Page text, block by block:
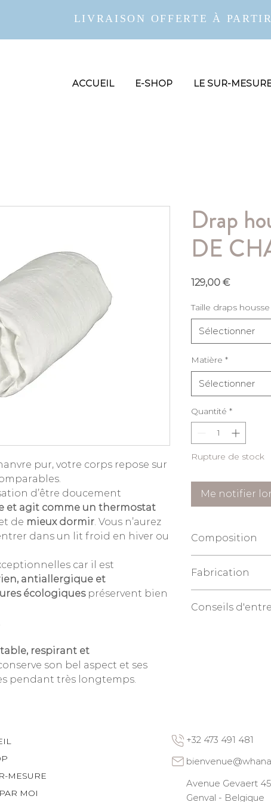
LIVRAISON OFFERTE À
ACCUEIL E-SHOP LE SUR-
pur, votre corps repose sur
d’être doucement
et agit comme un thermostat
de mieux dormir. Vous n’aurez
dans un lit froid en hiver ou
car il est
antiallergique et
écologiques préservent bien
respirant et
son bel aspect et ses
pendant très longtemps.
Drap
DE
129,00 €Prix
Taille draps housse
Sélectionner
Matière *
Sélectionner
Quantité *
Rupture de stock
Me notifier
Composition
haute qualité.
Fabrication
réalisés en France.
Conseils
Bien évidemment,
détachants à
oxygénée) est à
solution simple et
immédiatement la
MESURE
MOI
+32 473 491 481
Avenue Gevaert 45
Genval - Belgique